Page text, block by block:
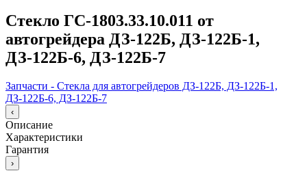
Стекло ГС-1803.33.10.011 от
автогрейдера ДЗ-122Б, ДЗ-122Б-1,
ДЗ-122Б-6, ДЗ-122Б-7
Запчасти - Стекла для автогрейдеров ДЗ-122Б, ДЗ-122Б-1,
ДЗ-122Б-6, ДЗ-122Б-7
‹
Описание
Характеристики
Гарантия
›